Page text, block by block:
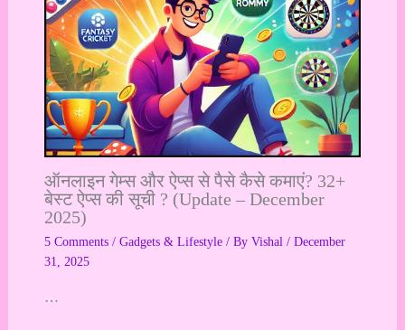
ऑनलाइन गेम्स और ऐप्स से पैसे कैसे कमाएं? 32+
बेस्ट ऐप्स की सूची ? (Update – December
2025)
5 Comments / Gadgets & Lifestyle/ By Vishal / December
31, 2025
…